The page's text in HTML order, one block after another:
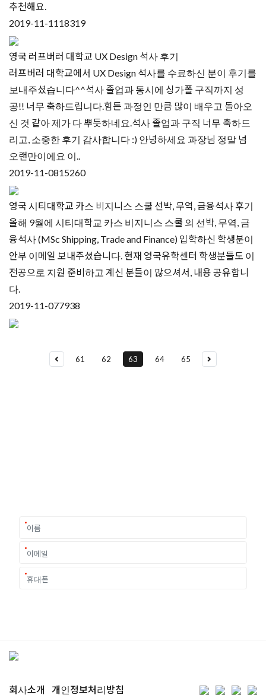
추천해요.
2019-11-1118319
영국 러프버러 대학교 UX Design 석사 후기
러프버러 대학교에서 UX Design 석사를 수료하신 분이 후기를
보내주셨습니다^^석사 졸업과 동시에 싱가폴 구직까지 성
공!! 너무 축하드립니다.힘든 과정인 만큼 많이 배우고 돌아오
신 것 같아 제가 다 뿌듯하네요.석사 졸업과 구직 너무 축하드
리고, 소중한 후기 감사합니다 :) 안녕하세요 과장님 정말 넘
오랜만이에요 이..
2019-11-0815260
영국 시티대학교 카스 비지니스 스쿨 선박, 무역, 금융석사 후기
올해 9월에 시티대학교 카스 비지니스 스쿨 의 선박, 무역, 금
융석사 (MSc Shipping, Trade and Finance) 입학하신 학생분이
안부 이메일 보내주셨습니다. 현재 영국유학센터 학생분들도 이
전공으로 지원 준비하고 계신 분들이 많으셔서, 내용 공유합니
다.
2019-11-077938
61 62 63 64 65
회사소개 개인정보처리방침